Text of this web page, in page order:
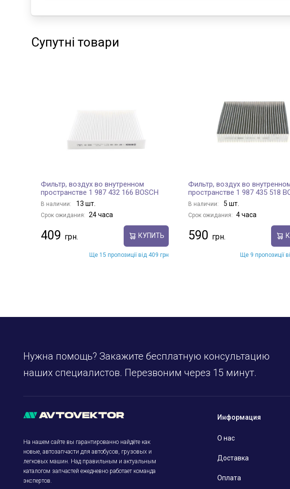
Супутні товари
Фильтр, воздух во внутренном
пространстве 1 987 432 166 BOSCH
В наличии: 13 шт.
Срок ожидания: 24 часа
409 КУПИТЬ
Ще 15 пропозиції від 409 грн
Фильтр, воздух во
пространстве 1 987 435 518
В наличии: 5 шт.
Срок ожидания: 4 часа
590
Ще 9 пропозиції
Нужна помощь? Закажите бесплатную консультацию
наших специалистов. Перезвоним через 15 минут.
На нашем сайте вы гарантированно найдёте как
новые, автозапчасти для автобусов, грузовых и
легковых машин. Над правильным и актуальным
каталогом запчастей ежедневно работает команда
экспертов.
Информация
О нас
Доставка
Оплата